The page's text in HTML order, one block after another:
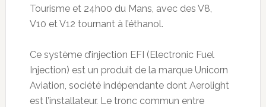
Tourisme et 24h00 du Mans, avec des V8,
V10 et V12 tournant à l’éthanol.
Ce système d’injection EFI (Electronic Fuel
Injection) est un produit de la marque Unicorn
Aviation, société indépendante dont Aerolight
est l’installateur. Le tronc commun entre